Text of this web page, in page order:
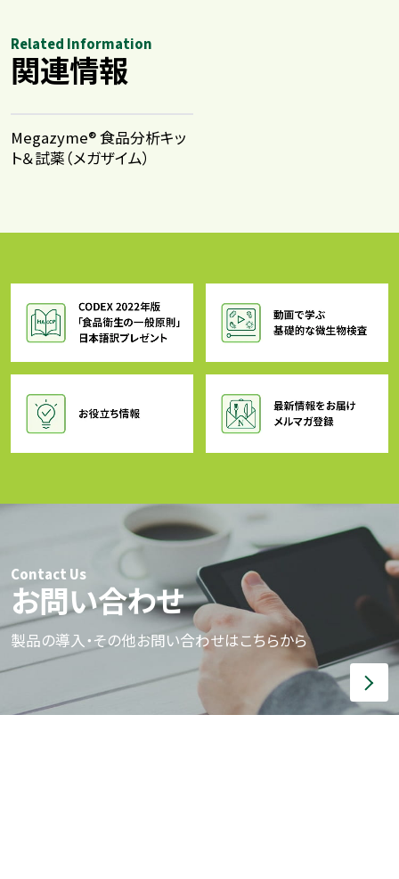
Related Information
関連情報
Megazyme® 食品分析キッ
ト＆試薬​（メガザイム）​
Contact Us
お問い合わせ
製品の導入・その他お問い合わせはこちらから